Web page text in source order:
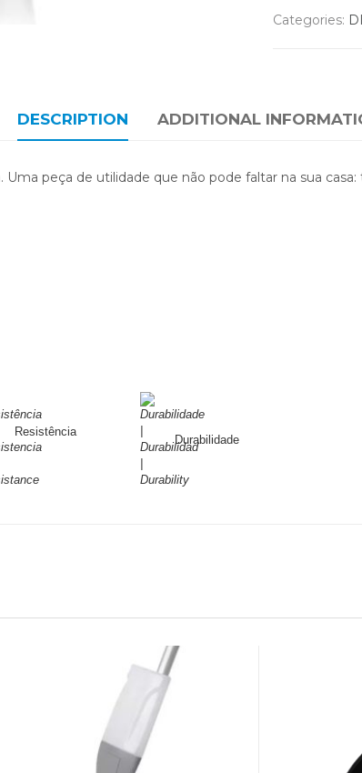
Categories:
DESCRIPTION ADDITIONAL
Uma peça de utilidade que não pode faltar na sua
Resistência
Durabilidade